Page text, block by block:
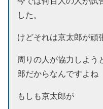
した。
けどそれは京太郎が頑
周りの人が協力しよう
郎だからなんですよね
もしも京太郎が